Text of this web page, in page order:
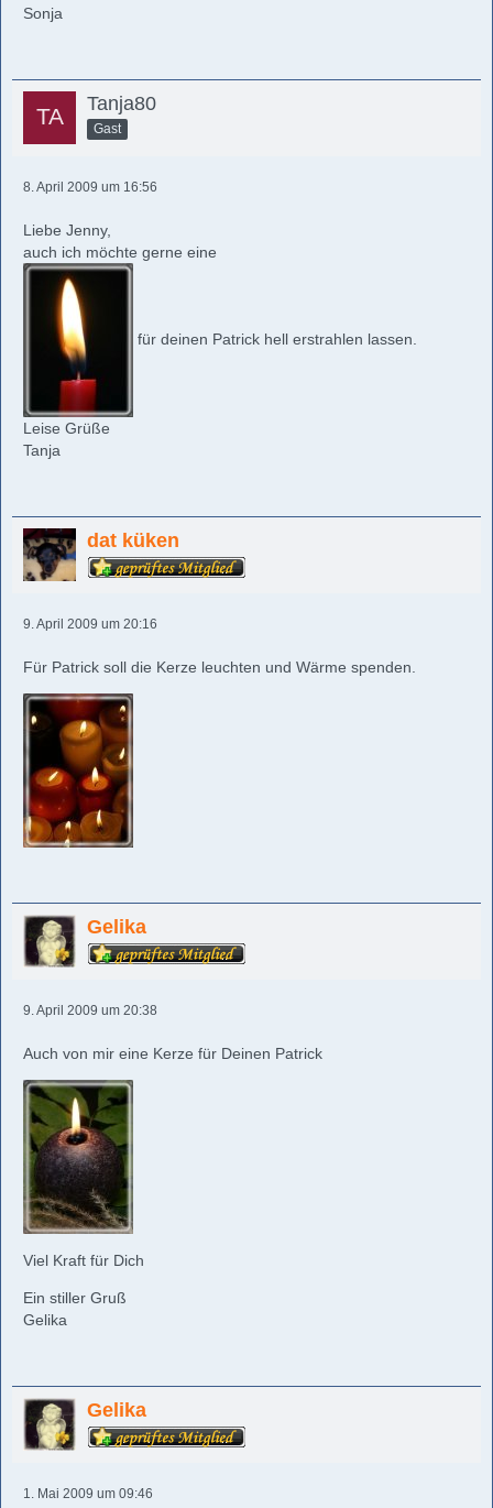
Sonja
Tanja80
Gast
8. April 2009 um 16:56
Liebe Jenny,
auch ich möchte gerne eine
für deinen Patrick hell erstrahlen lassen.
Leise Grüße
Tanja
dat küken
9. April 2009 um 20:16
Für Patrick soll die Kerze leuchten und Wärme spenden.
Gelika
9. April 2009 um 20:38
Auch von mir eine Kerze für Deinen Patrick
Viel Kraft für Dich
Ein stiller Gruß
Gelika
Gelika
1. Mai 2009 um 09:46